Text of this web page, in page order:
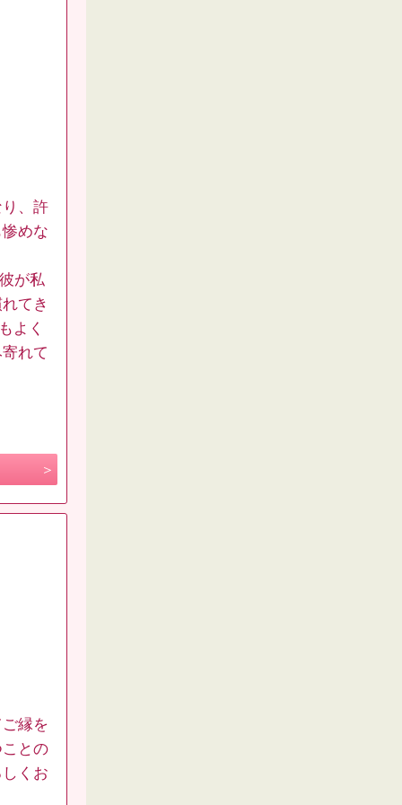
、許
めな
が私
てき
よく
れて
縁を
との
くお